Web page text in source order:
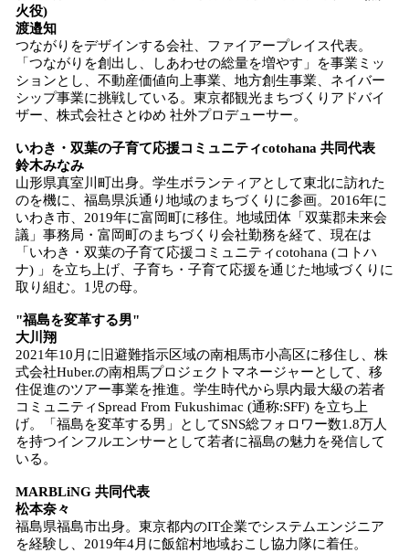
火役)
渡邉知
つながりをデザインする会社、ファイアープレイス代表。
「つながりを創出し、しあわせの総量を増やす」を事業ミッ
ションとし、不動産価値向上事業、地方創生事業、ネイバー
シップ事業に挑戦している。東京都観光まちづくりアドバイ
ザー、株式会社さとゆめ 社外プロデューサー。
いわき・双葉の子育て応援コミュニティcotohana 共同代表
鈴木みなみ
山形県真室川町出身。学生ボランティアとして東北に訪れた
のを機に、福島県浜通り地域のまちづくりに参画。2016年に
いわき市、2019年に富岡町に移住。地域団体「双葉郡未来会
議」事務局・富岡町のまちづくり会社勤務を経て、現在は
「いわき・双葉の子育て応援コミュニティcotohana (コトハ
ナ) 」を立ち上げ、子育ち・子育て応援を通じた地域づくりに
取り組む。1児の母。
"福島を変革する男"
大川翔
2021年10月に旧避難指示区域の南相馬市小高区に移住し、株
式会社Huber.の南相馬プロジェクトマネージャーとして、移
住促進のツアー事業を推進。学生時代から県内最大級の若者
コミュニティSpread From Fukushimac (通称:SFF) を立ち上
げ。「福島を変革する男」としてSNS総フォロワー数1.8万人
を持つインフルエンサーとして若者に福島の魅力を発信して
いる。
MARBLiNG 共同代表
松本奈々
福島県福島市出身。東京都内のIT企業でシステムエンジニア
を経験し、2019年4月に飯舘村地域おこし協力隊に着任。